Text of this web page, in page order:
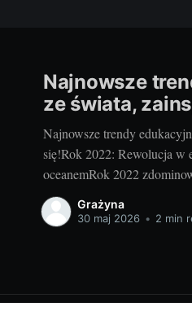
Najnowsze
ze świata,
Najnowsze trendy
się!Rok 2022: Rewolucja w
oceanemRok 2022
innowacyjne trendy w
oceanem. Szeroka gama
Grażyna
30 maj 2026 • 2 min